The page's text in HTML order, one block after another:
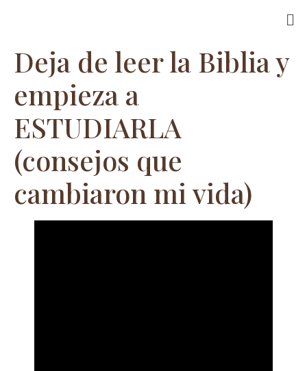
Deja de leer la Biblia y
empieza a
ESTUDIARLA
(consejos que
cambiaron mi vida)